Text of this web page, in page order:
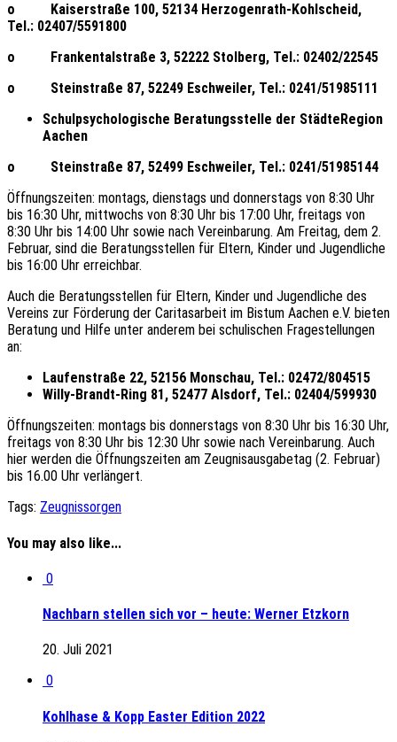
o Kaiserstraße 100, 52134 Herzogenrath-Kohlscheid,
Tel.: 02407/5591800
o Frankentalstraße 3, 52222 Stolberg, Tel.: 02402/22545
o Steinstraße 87, 52249 Eschweiler, Tel.: 0241/51985111
Schulpsychologische Beratungsstelle der StädteRegion
Aachen
o Steinstraße 87, 52499 Eschweiler, Tel.: 0241/51985144
Öffnungszeiten: montags, dienstags und donnerstags von 8:30 Uhr
bis 16:30 Uhr, mittwochs von 8:30 Uhr bis 17:00 Uhr, freitags von
8:30 Uhr bis 14:00 Uhr sowie nach Vereinbarung. Am Freitag, dem 2.
Februar, sind die Beratungsstellen für Eltern, Kinder und Jugendliche
bis 16:00 Uhr erreichbar.
Auch die Beratungsstellen für Eltern, Kinder und Jugendliche des
Vereins zur Förderung der Caritasarbeit im Bistum Aachen e.V. bieten
Beratung und Hilfe unter anderem bei schulischen Fragestellungen
an:
Laufenstraße 22, 52156 Monschau, Tel.: 02472/804515
Willy-Brandt-Ring 81, 52477 Alsdorf, Tel.: 02404/599930
Öffnungszeiten: montags bis donnerstags von 8:30 Uhr bis 16:30 Uhr,
freitags von 8:30 Uhr bis 12:30 Uhr sowie nach Vereinbarung. Auch
hier werden die Öffnungszeiten am Zeugnisausgabetag (2. Februar)
bis 16.00 Uhr verlängert.
Tags: Zeugnissorgen
You may also like...
0
Nachbarn stellen sich vor – heute: Werner Etzkorn
20. Juli 2021
0
Kohlhase & Kopp Easter Edition 2022